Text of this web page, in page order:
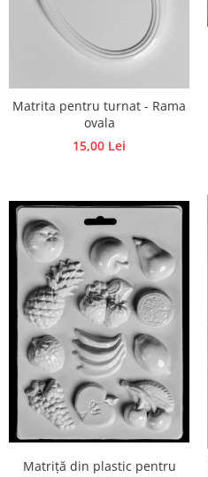
Matrita pentru turnat - Rama
ovala
15,00 Lei
Matriță din plastic pentru